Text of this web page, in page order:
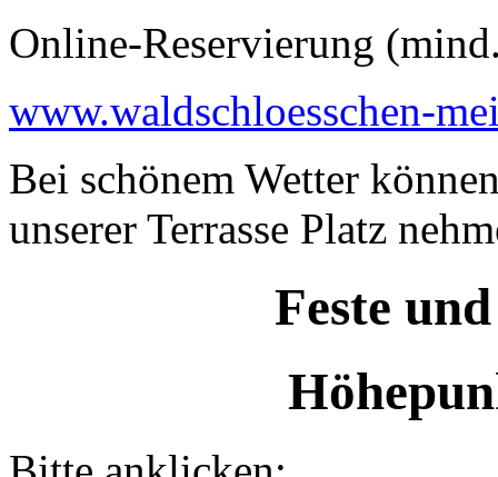
Online-Reservierung
www.waldschloesschen-
Bei schönem Wetter
unserer Terrasse Platz
Feste